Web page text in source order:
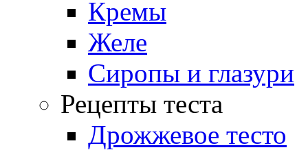
Кремы
Желе
Сиропы и глазури
Рецепты теста
Дрожжевое тесто